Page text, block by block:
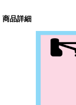
商品詳細